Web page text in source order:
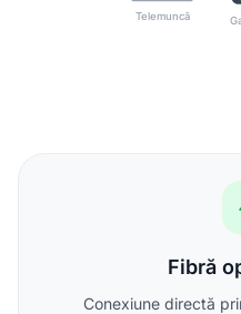
Telemuncă
Fibră
Conexiune directă